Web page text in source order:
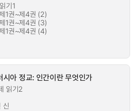
기1
1권~제4권 (2)
1권~제4권 (3)
1권~제4권 (4)
아 정교: 인간이란 무엇인가
읽기2
신